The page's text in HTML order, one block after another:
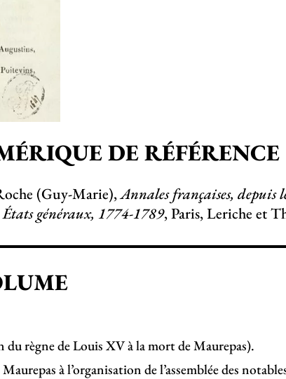
DE RÉFÉRENCE
(Guy-Marie),Annales françaises, depuis
généraux, 1774-1789, Paris, Leriche et
du règne de Louis XV à la mort de Maurepas).
à l’organisation de l’assemblée des